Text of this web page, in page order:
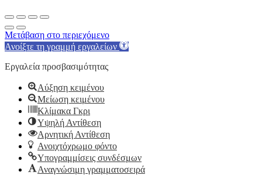
Μετάβαση στο περιεχόμενο
Ανοίξτε τη γραμμή εργαλείων
Εργαλεία προσβασιμότητας
Αύξηση κειμένου
Μείωση κειμένου
Κλίμακα Γκρι
Υψηλή Αντίθεση
Αρνητική Αντίθεση
Ανοιχτόχρωμο φόντο
Υπογραμμίσεις συνδέσμων
Αναγνώσιμη γραμματοσειρά